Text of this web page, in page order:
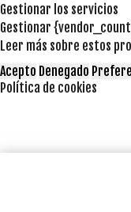
Gestionar los servicios
Gestionar
Leer más sobre estos
Acepto Denegado
Política de cookies